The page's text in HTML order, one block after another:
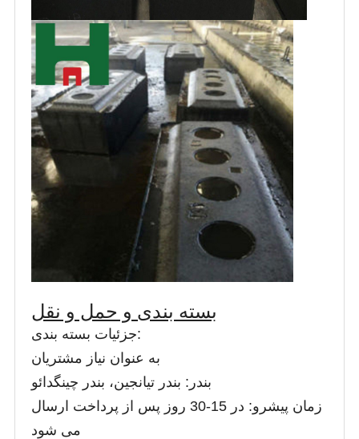
بسته بندی و حمل و نقل
جزئیات بسته بندی:
به عنوان نیاز مشتریان
زمان پیشرو: در 15-30 روز پس از پرداخت ارسال
می شود